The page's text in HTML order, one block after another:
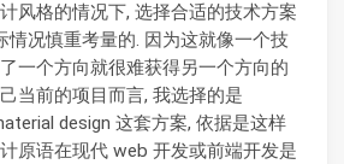
风格的情况下, 选择合适的技术方案
情况慎重考量的. 因为这就像一个技
一个方向就很难获得另一个方向的
当前的项目而言, 我选择的是
design 这套方案, 依据是这样
原语在现代 web 开发或前端开发是